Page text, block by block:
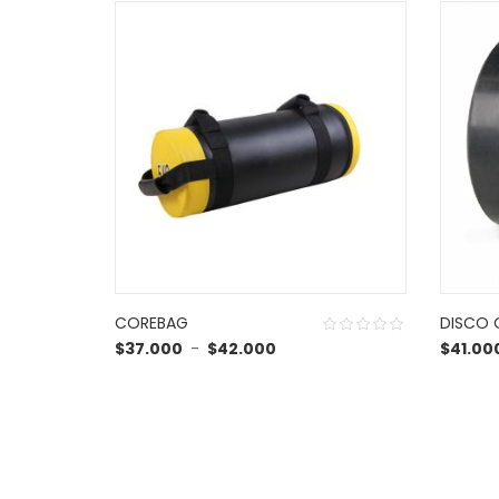
COREBAG
$37.000 - $42.000Rango de precios: desde
DISCO
$